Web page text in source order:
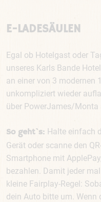
E-LADESÄULEN
Egal ob Hotelgast oder
unseres Karls Bande
an einer von 3 modernen
unkompliziert wieder
über PowerJames/Monta
So geht`s: Halte einfach
Gerät oder scanne den
Smartphone mit
bezahlen. Damit jeder
kleine Fairplay-Regel:
dein Auto bitte um. Wenn